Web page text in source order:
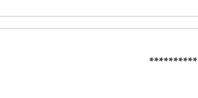
**********